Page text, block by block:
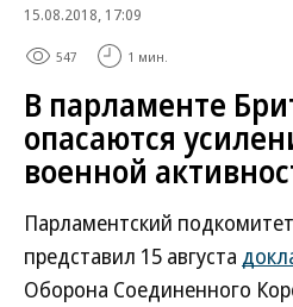
15.08.2018, 17:09
547 1 мин.
В парламенте
опасаются
военной
Парламентский
представил 15 августа
Оборона Соединенного